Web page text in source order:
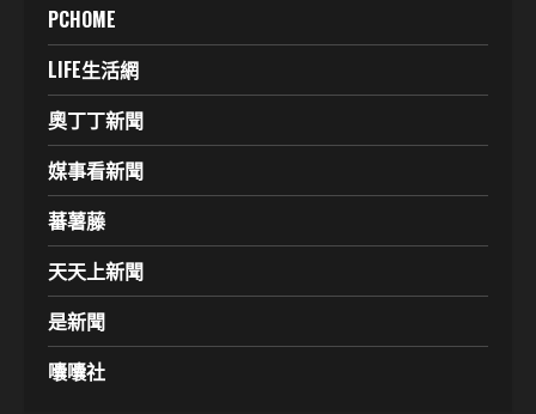
PCHOME
LIFE生活網
奧丁丁新聞
媒事看新聞
蕃薯藤
天天上新聞
是新聞
囔囔社